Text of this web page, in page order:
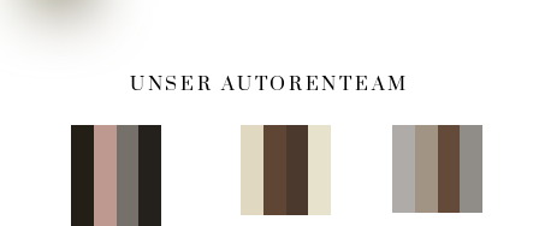
UNSER AUTORENTEAM